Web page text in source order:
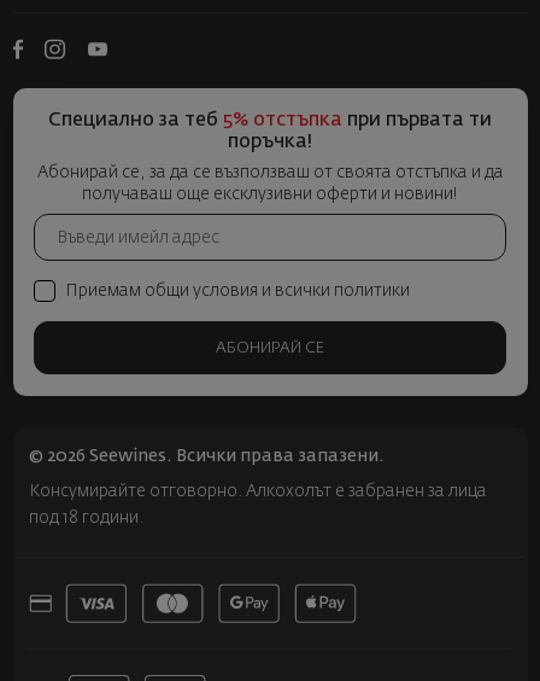
Специално за теб 5% отстъпка при първата ти
поръчка!
Абонирай се, за да се възползваш от своята отстъпка и да
получаваш още ексклузивни оферти и новини!
Приемам общи условия и всички политики
АБОНИРАЙ СЕ
© 2026 Seewines. Всички права запазени.
Консумирайте отговорно. Алкохолът е забранен за лица
под 18 години.